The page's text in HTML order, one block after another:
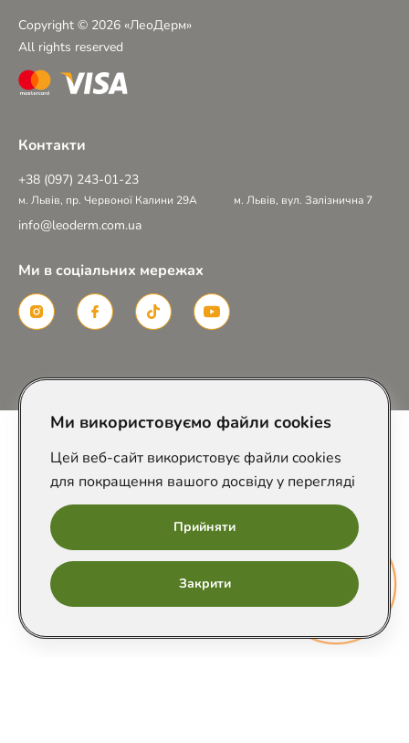
Copyright © 2026 «ЛеоДерм»
All rights reserved
Контакти
+38 (097) 243-01-23
м. Львів, пр. Червоної Калини 29А м. Львів, вул. Залізнична 7
info@leoderm.com.ua
Ми в соціальних мережах
Ми використовуємо файли cookies
Цей веб-сайт використовує файли cookies
для покращення вашого досвіду у перегляді
Прийняти
Закрити
Онлайн
запис